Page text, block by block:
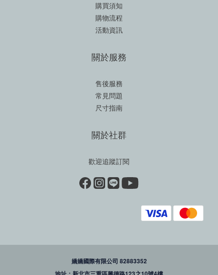
購買須知
購物流程
活動資訊
關於服務
售後服務
常見問題
尺寸指南
關於社群
歡迎追蹤訂閱
嬌嬌國際有限公司 82883352